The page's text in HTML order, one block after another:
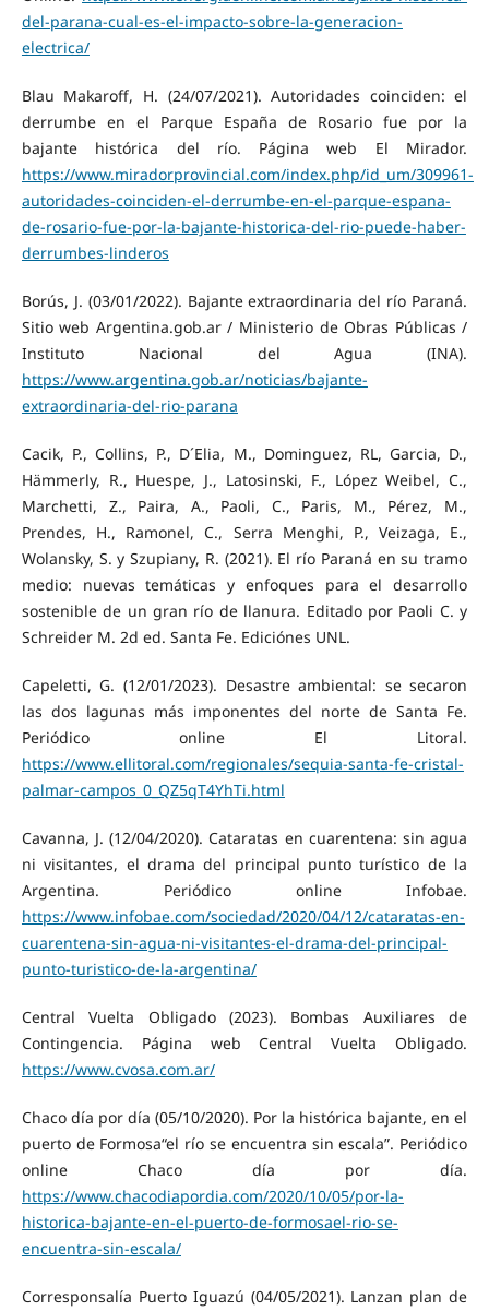
del-parana-cual-es-el-impacto-sobre-la-generacion-
electrica/
Blau Makaroff, H. (24/07/2021). Autoridades coinciden: el
derrumbe en el Parque España de Rosario fue por la
bajante histórica del río. Página web El Mirador.
https://www.miradorprovincial.com/index.php/id_um/309961-
autoridades-coinciden-el-derrumbe-en-el-parque-espana-
de-rosario-fue-por-la-bajante-historica-del-rio-puede-haber-
derrumbes-linderos
Borús, J. (03/01/2022). Bajante extraordinaria del río Paraná.
Sitio web Argentina.gob.ar / Ministerio de Obras Públicas /
Instituto Nacional del Agua (INA).
https://www.argentina.gob.ar/noticias/bajante-
extraordinaria-del-rio-parana
Cacik, P., Collins, P., D´Elia, M., Dominguez, RL, Garcia, D.,
Hämmerly, R., Huespe, J., Latosinski, F., López Weibel, C.,
Marchetti, Z., Paira, A., Paoli, C., Paris, M., Pérez, M.,
Prendes, H., Ramonel, C., Serra Menghi, P., Veizaga, E.,
Wolansky, S. y Szupiany, R. (2021). El río Paraná en su tramo
medio: nuevas temáticas y enfoques para el desarrollo
sostenible de un gran río de llanura. Editado por Paoli C. y
Schreider M. 2d ed. Santa Fe. Ediciónes UNL.
Capeletti, G. (12/01/2023). Desastre ambiental: se secaron
las dos lagunas más imponentes del norte de Santa Fe.
Periódico online El Litoral.
https://www.ellitoral.com/regionales/sequia-santa-fe-cristal-
palmar-campos_0_QZ5qT4YhTi.html
Cavanna, J. (12/04/2020). Cataratas en cuarentena: sin agua
ni visitantes, el drama del principal punto turístico de la
Argentina. Periódico online Infobae.
https://www.infobae.com/sociedad/2020/04/12/cataratas-en-
cuarentena-sin-agua-ni-visitantes-el-drama-del-principal-
punto-turistico-de-la-argentina/
Central Vuelta Obligado (2023). Bombas Auxiliares de
Contingencia. Página web Central Vuelta Obligado.
https://www.cvosa.com.ar/
Chaco día por día (05/10/2020). Por la histórica bajante, en el
puerto de Formosa“el río se encuentra sin escala”. Periódico
online Chaco día por día.
https://www.chacodiapordia.com/2020/10/05/por-la-
historica-bajante-en-el-puerto-de-formosael-rio-se-
encuentra-sin-escala/
Corresponsalía Puerto Iguazú (04/05/2021). Lanzan plan de